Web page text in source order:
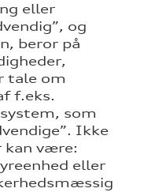
eller
og
beror på
tale om
f.eks.
som
Ikke
kan være:
eller